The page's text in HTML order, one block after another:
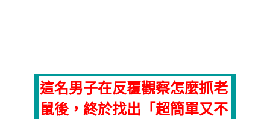
這名男子在反覆觀察怎麼抓老
鼠後，終於找出「超簡單又不